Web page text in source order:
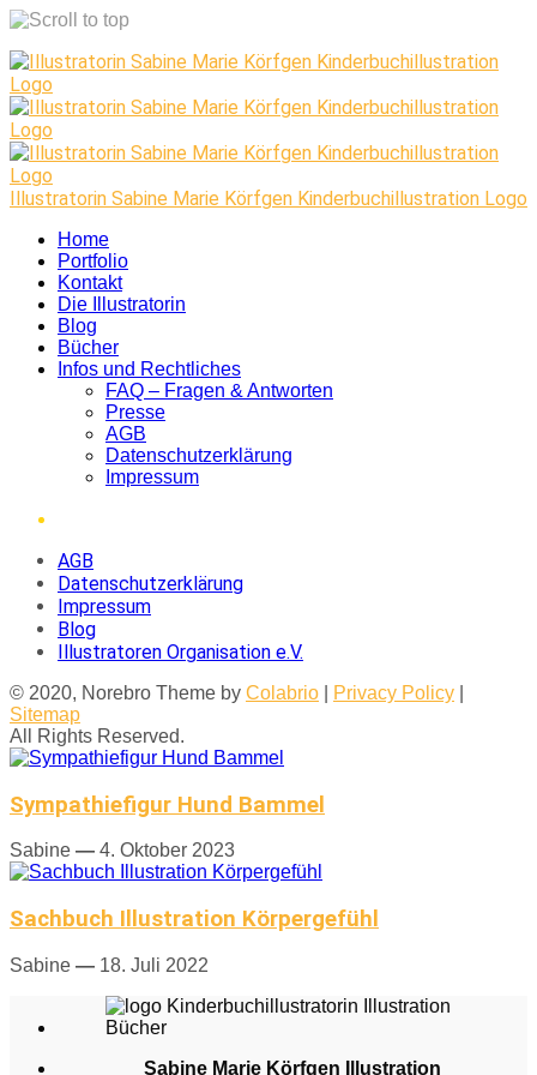
Skip
to
content
Illustratorin Sabine Marie Körfgen Kinderbuchillustration Logo
Home
Portfolio
Kontakt
Die Illustratorin
Blog
Bücher
Infos und Rechtliches
FAQ – Fragen & Antworten
Presse
AGB
Datenschutzerklärung
Impressum
AGB
Datenschutzerklärung
Impressum
Blog
Illustratoren Organisation e.V.
© 2020, Norebro Theme by Colabrio Privacy Policy
Sitemap
All Rights Reserved.
Sympathiefigur Hund Bammel
Sabine — 4. Oktober 2023
Sachbuch Illustration Körpergefühl
Sabine — 18. Juli 2022
Sabine Marie Körfgen Illustration